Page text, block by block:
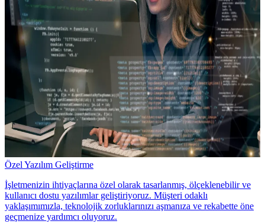
Özel Yazılım Geliştirme
İşletmenizin ihtiyaçlarına özel olarak tasarlanmış, ölçeklenebilir ve
kullanıcı dostu yazılımlar geliştiriyoruz. Müşteri odaklı
yaklaşımımızla, teknolojik zorluklarınızı aşmanıza ve rekabette öne
geçmenize yardımcı oluyoruz.